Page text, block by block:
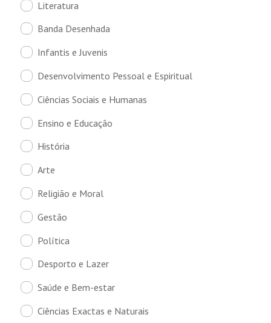
Literatura
Banda Desenhada
Infantis e Juvenis
Desenvolvimento Pessoal e Espiritual
Ciências Sociais e Humanas
Ensino e Educação
História
Arte
Religião e Moral
Gestão
Política
Desporto e Lazer
Saúde e Bem-estar
Ciências Exactas e Naturais